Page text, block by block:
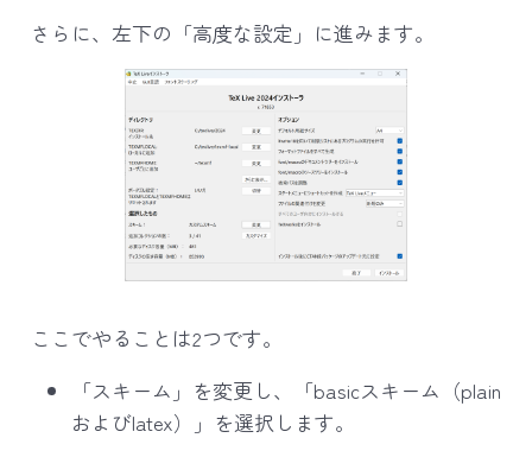
さらに、左下の「高度な設定」に進みます。
ここでやることは2つです。
「スキーム」を変更し、「basicスキーム（plain
およびlatex）」を選択します。